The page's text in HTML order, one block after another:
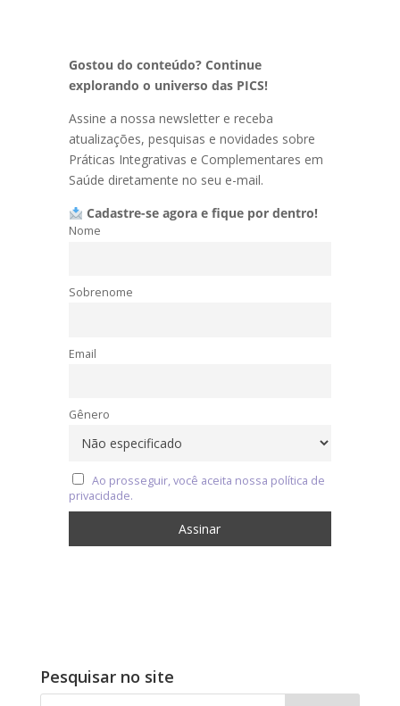
Gostou do conteúdo? Continue
explorando o universo das PICS!
Assine a nossa newsletter e receba
atualizações, pesquisas e novidades sobre
Práticas Integrativas e Complementares em
Saúde diretamente no seu e-mail.
Cadastre-se agora e fique por dentro!
Nome
Sobrenome
Email
Gênero
Ao prosseguir, você aceita nossa política de
privacidade.
Pesquisar no site